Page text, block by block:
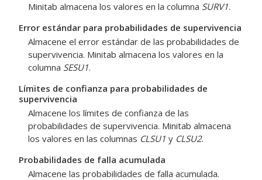
Minitab almacena los valores en la columna SURV1.
Error estándar para probabilidades de supervivencia
Almacene el error estándar de las probabilidades de
supervivencia. Minitab almacena los valores en la
columna SESU1.
Límites de confianza para probabilidades de
supervivencia
Almacene los límites de confianza de las
probabilidades de supervivencia. Minitab almacena
los valores en las columnas CLSU1 y CLSU2.
Probabilidades de falla acumulada
Almacene las probabilidades de falla acumulada.